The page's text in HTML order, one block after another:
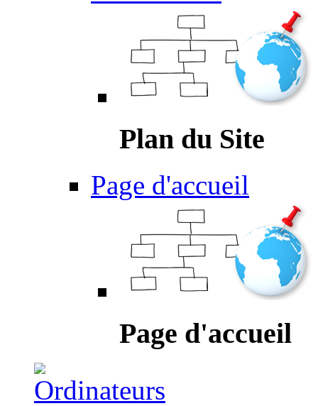
Plan du Site
Page d'accueil
Page d'accueil